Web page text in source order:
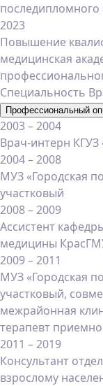
2023
Повышение
медицинская
Специальность
Профессиональный
2003 – 2004
Врач-интерн КГУЗ
2004 – 2008
МУЗ «Городская
участковый
2008 – 2009
Ассистент
медицины
2009 – 2011
МУЗ «Городская
участковый,
межрайонная
терапевт
2011 – 2019
Консультант
взрослому